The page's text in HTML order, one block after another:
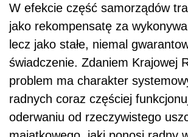
W efekcie część samorządów
jako rekompensatę za
lecz jako stałe, niemal
świadczenie. Zdaniem Krajowej
problem ma charakter
radnych coraz częściej
oderwaniu od rzeczywistego